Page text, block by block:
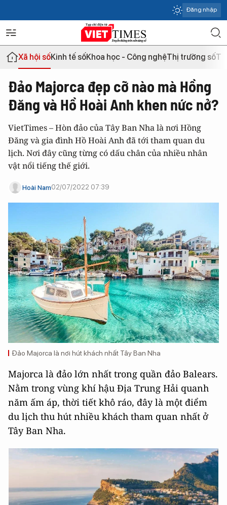
Đăng nhập
Xã hội sốKinh tế sốKhoa học - Công nghệThị trường số
Đảo Majorca đẹp cỡ nào mà Hồng
Đăng và Hồ Hoài Anh khen nức nở?
VietTimes – Hòn đảo của Tây Ban Nha là nơi Hồng
Đăng và gia đình Hồ Hoài Anh đã tới tham quan du
lịch. Nơi đây cũng từng có dấu chân của nhiều nhân
vật nổi tiếng thế giới.
Hoài Nam02/07/2022 07:39
Đảo Majorca là nơi hút khách nhất Tây Ban Nha
Majorca là đảo lớn nhất trong quần đảo Balears.
Nằm trong vùng khí hậu Địa Trung Hải quanh
năm ấm áp, thời tiết khô ráo, đây là một điểm
du lịch thu hút nhiều khách tham quan nhất ở
Tây Ban Nha.